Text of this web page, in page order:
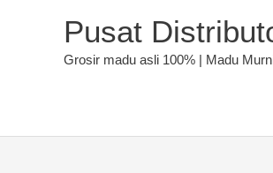
Pusat
Grosir madu asli 100% | Madu